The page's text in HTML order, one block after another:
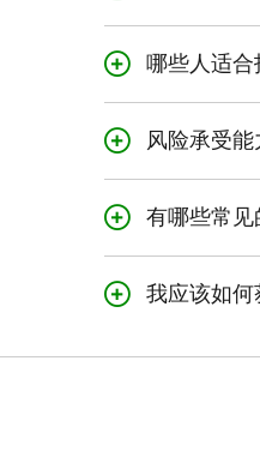
哪些人适合
风险承受能
有哪些常见
我应该如何